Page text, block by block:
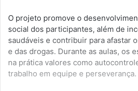
O projeto promove o
social dos participantes, além de
saudáveis e contribuir para afastar
e das drogas. Durante as aulas, os
na prática valores como
trabalho em equipe e perseverança.